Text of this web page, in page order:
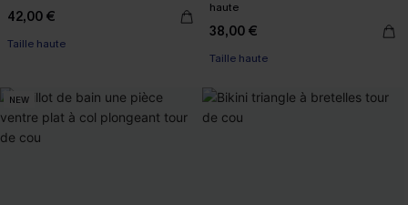
42,00 €
Taille haute
haute
38,00 €
Taille haute
NEW